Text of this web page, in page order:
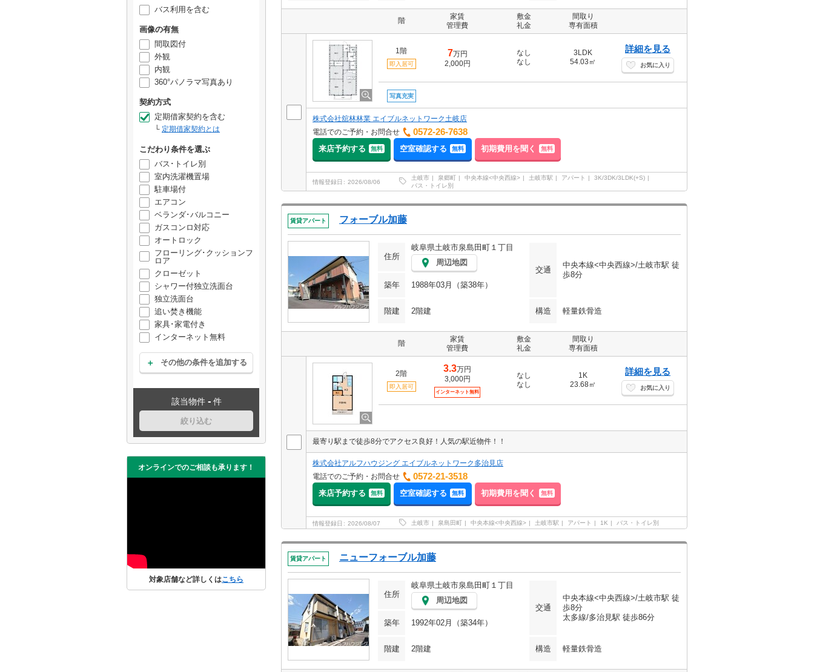
バス利用を含む
画像の有無
間取図付
外観
内観
360°パノラマ写真あり
契約方式
定期借家契約を含む
定期借家契約とは
こだわり条件を選ぶ
バス･トイレ別
室内洗濯機置場
駐車場付
エアコン
ベランダ･バルコニー
ガスコンロ対応
オートロック
フローリング･クッションフ
ロア
クローゼット
シャワー付独立洗面台
独立洗面台
追い焚き機能
家具･家電付き
インターネット無料
その他の条件を追加する
該当物件 - 件
絞り込む
オンラインでのご相談も承ります！
対象店舗など詳しくはこちら
階
家賃
管理費
敷金
礼金
間取り
専有面積
1階
即入居可
7万円
2,000円
なし
なし
3LDK
54.03㎡
詳細を見る
お気に入り
写真充実
株式会社舘林林業 エイブルネットワーク土岐店
電話でのご予約・お問合せ
0572-26-7638
来店予約する 無料 空室確認する 無料 初期費用を聞く 無料
情報登録日 2026/08/06
土岐市 泉郷町 中央本線<中央西線> 土岐市駅 アパート
3K/3DK/3LDK(+S)
バス・トイレ別
賃貸アパート フォーブル加藤
住所
岐阜県土岐市泉島田町１丁目
周辺地図
交通
中央本線<中央西線>/土岐市駅 徒
歩8分
築年
1988年03月（築38年）
階建 2階建 構造 軽量鉄骨造
階
家賃
管理費
敷金
礼金
間取り
専有面積
2階
即入居可
3.3万円
3,000円
インターネット無料
なし
なし
1K
23.68㎡
詳細を見る
お気に入り
最寄り駅まで徒歩8分でアクセス良好！人気の駅近物件！！
株式会社アルフハウジング エイブルネットワーク多治見店
電話でのご予約・お問合せ
0572-21-3518
来店予約する 無料 空室確認する 無料 初期費用を聞く 無料
情報登録日 2026/08/07 土岐市 泉島田町 中央本線<中央西線> 土岐市駅 アパート 1K バス・トイレ別
賃貸アパート ニューフォーブル加藤
住所
岐阜県土岐市泉島田町１丁目
周辺地図
交通
中央本線<中央西線>/土岐市駅 徒
歩8分
太多線/多治見駅 徒歩86分
築年 1992年02月（築34年）
階建 2階建 構造 軽量鉄骨造